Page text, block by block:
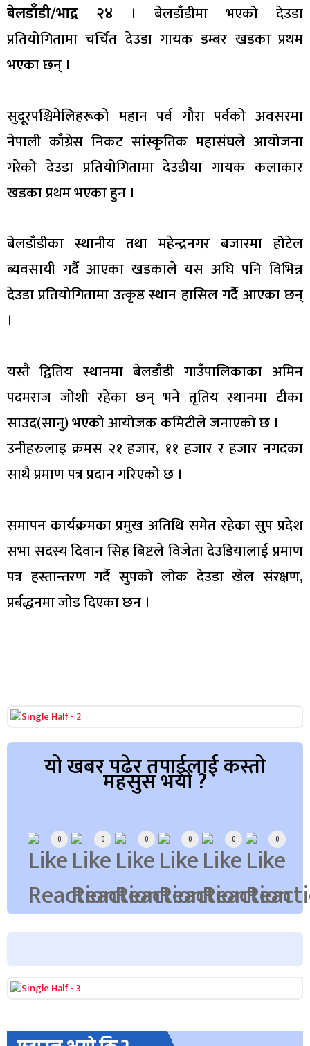
बेलडाँडी/भाद्र २४ । बेलडाँडीमा भएको देउडा
प्रतियोगितामा चर्चित देउडा गायक डम्बर खडका प्रथम
भएका छन् ।
सुदूरपश्चिमेलिहरूको महान पर्व गौरा पर्वको अवसरमा
नेपाली काँग्रेस निकट सांस्कृतिक महासंघले आयोजना
गरेको देउडा प्रतियोगितामा देउडीया गायक कलाकार
खडका प्रथम भएका हुन ।
बेलडाँडीका स्थानीय तथा महेन्द्रनगर बजारमा होटेल
ब्यवसायी गर्दै आएका खडकाले यस अघि पनि विभिन्न
देउडा प्रतियोगितामा उत्कृष्ठ स्थान हासिल गर्देै आएका छन्
।
यस्तै द्वितिय स्थानमा बेलडाँडी गाउँपालिकाका अमिन
पदमराज जोशी रहेका छन् भने तृतिय स्थानमा टीका
साउद(सानु) भएको आयोजक कमिटीले जनाएको छ ।
उनीहरुलाइ क्रमस २१ हजार, ११ हजार र हजार नगदका
साथै प्रमाण पत्र प्रदान गरिएको छ ।
समापन कार्यक्रमका प्रमुख अतिथि समेत रहेका सुप प्रदेश
सभा सदस्य दिवान सिह बिष्टले विजेता देउडियालाई प्रमाण
पत्र हस्तान्तरण गर्दै सुपको लोक देउडा खेल संरक्षण,
प्रर्बद्धनमा जोड दिएका छन ।
यो खबर पढेर तपाईलाई कस्तो
महसुस भयो ?
0 0 0 0 0 0